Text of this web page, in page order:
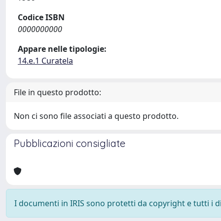
Codice ISBN
0000000000
Appare nelle tipologie:
14.e.1 Curatela
File in questo prodotto:
Non ci sono file associati a questo prodotto.
Pubblicazioni consigliate
I documenti in IRIS sono protetti da copyright e tutti i